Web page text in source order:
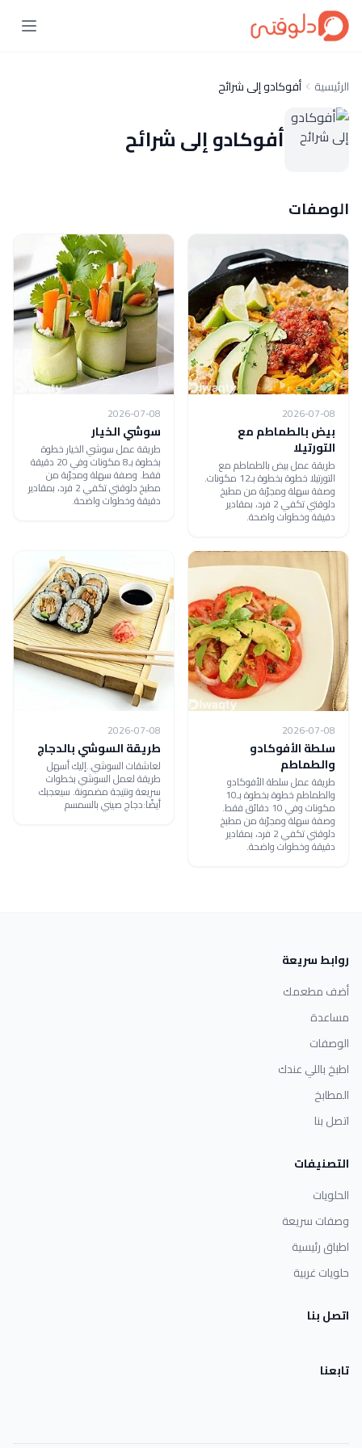
الرئيسية أفوكادو إلى شرائح
أفوكادو إلى شرائح
الوصفات
2026-07-08
بيض بالطماطم مع
التورتيلا
طريقة عمل بيض بالطماطم مع
التورتيلا خطوة بخطوة بـ12 مكونات.
وصفة سهلة ومجرّبة من مطبخ
دلوقتي تكفي 2 فرد، بمقادير
دقيقة وخطوات واضحة.
2026-07-08
سوشي الخيار
طريقة عمل سوشي الخيار خطوة
بخطوة بـ8 مكونات وفي 20 دقيقة
فقط. وصفة سهلة ومجرّبة من
مطبخ دلوقتي تكفي 2 فرد، بمقادير
دقيقة وخطوات واضحة.
2026-07-08
سلطة الأفوكادو
والطماطم
طريقة عمل سلطة الأفوكادو
والطماطم خطوة بخطوة بـ10
مكونات وفي 10 دقائق فقط.
وصفة سهلة ومجرّبة من مطبخ
دلوقتي تكفي 2 فرد، بمقادير
دقيقة وخطوات واضحة.
2026-07-08
طريقة السوشي بالدجاج
لعاشقات السوشي..إليك أسهل
طريقة لعمل السوشي بخطوات
سريعة ونتيجة مضمونة. سيعجبك
أيضًا:دجاج صيني بالسمسم
روابط سريعة
أضف مطعمك
مساعدة
الوصفات
اطبخ باللي عندك
المطابخ
اتصل بنا
التصنيفات
الحلويات
وصفات سريعة
اطباق رئيسية
حلويات غربية
اتصل بنا
تابعنا